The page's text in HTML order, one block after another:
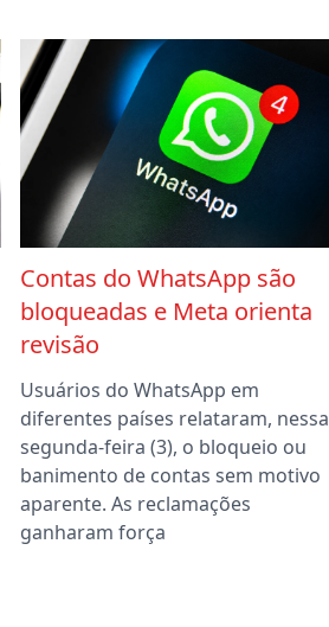
Contas do WhatsApp são
bloqueadas e Meta orienta
revisão
Usuários do WhatsApp em
diferentes países relataram, nessa
segunda-feira (3), o bloqueio ou
banimento de contas sem motivo
aparente. As reclamações
ganharam força